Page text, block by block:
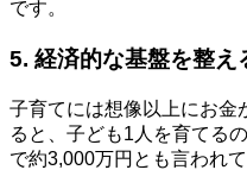
です。
5. 経済的な基盤を整え
子育てには想像以上にお金
ると、子ども1人を育てる
で約3,000万円とも言われ